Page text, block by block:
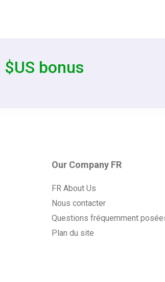
bonus
Our Company FR
FR About Us
Nous contacter
Questions fréquemment
Plan du site